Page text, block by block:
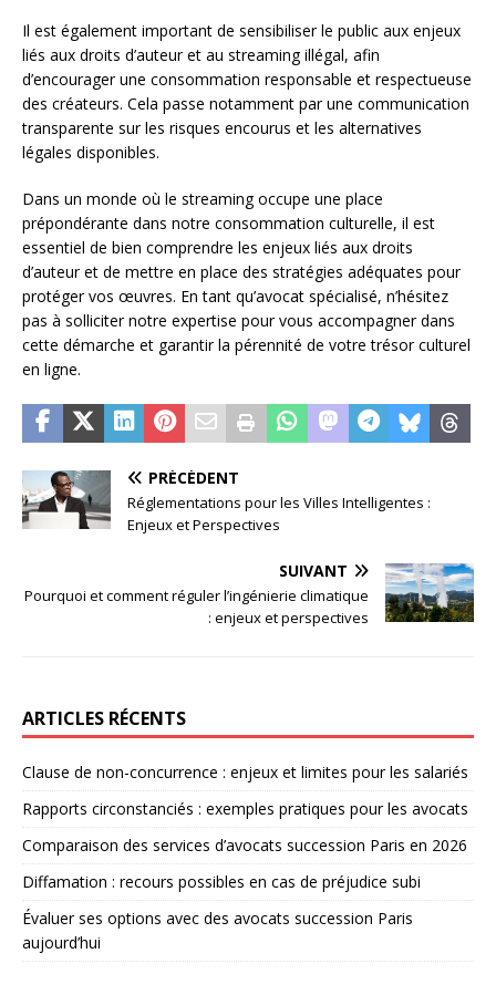
Il est également important de sensibiliser le public aux enjeux
liés aux droits d’auteur et au streaming illégal, afin
d’encourager une consommation responsable et respectueuse
des créateurs. Cela passe notamment par une communication
transparente sur les risques encourus et les alternatives
légales disponibles.
Dans un monde où le streaming occupe une place
prépondérante dans notre consommation culturelle, il est
essentiel de bien comprendre les enjeux liés aux droits
d’auteur et de mettre en place des stratégies adéquates pour
protéger vos œuvres. En tant qu’avocat spécialisé, n’hésitez
pas à solliciter notre expertise pour vous accompagner dans
cette démarche et garantir la pérennité de votre trésor culturel
en ligne.
PRÉCÉDENT
Réglementations pour les Villes Intelligentes :
Enjeux et Perspectives
SUIVANT
Pourquoi et comment réguler l’ingénierie climatique
: enjeux et perspectives
ARTICLES RÉCENTS
Clause de non-concurrence : enjeux et limites pour les salariés
Rapports circonstanciés : exemples pratiques pour les avocats
Comparaison des services d’avocats succession Paris en 2026
Diffamation : recours possibles en cas de préjudice subi
Évaluer ses options avec des avocats succession Paris
aujourd’hui